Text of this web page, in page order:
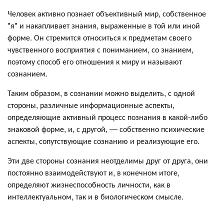
Человек активно познает объективный мир, собственное
"я" и накапливает знания, выраженные в той или иной
форме. Он стремится относиться к предметам своего
чувственного восприятия с пониманием, со знанием,
поэтому способ его отношения к миру и называют
сознанием.
Таким образом, в сознании можно выделить, с одной
стороны, различные информационные аспекты,
определяющие активный процесс познания в какой-либо
знаковой форме, и, с другой, — собственно психические
аспекты, сопутствующие сознанию и реализующие его.
Эти две стороны сознания неотделимы друг от друга, они
постоянно взаимодействуют и, в конечном итоге,
определяют жизнеспособность личности, как в
интеллектуальном, так и в биологическом смысле.